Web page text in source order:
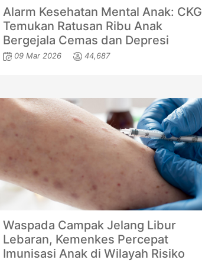
Alarm Kesehatan Mental Anak: CKG
Temukan Ratusan Ribu Anak
Bergejala Cemas dan Depresi
09 Mar 2026 44,687
Waspada Campak Jelang Libur
Lebaran, Kemenkes Percepat
Imunisasi Anak di Wilayah Risiko